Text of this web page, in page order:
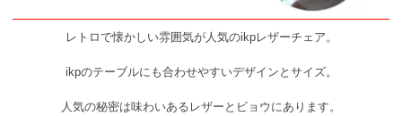
レトロで懐かしい雰囲気が人気のikpレザーチェア。
ikpのテーブルにも合わせやすいデザインとサイズ。
人気の秘密は味わいあるレザーとビョウにあります。